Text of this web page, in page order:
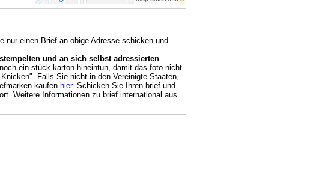
nur einen Brief an obige Adresse schicken und
und an sich selbst adressierten
ein stück karton hineintun, damit das foto nicht
Falls Sie nicht in den Vereinigte Staaten,
kaufen hier. Schicken Sie Ihren brief und
Weitere Informationen zu brief international aus